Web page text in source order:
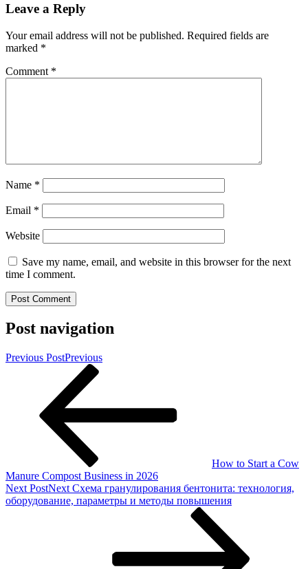
Leave a Reply
Your email address will not be published. Required fields are
marked *
Comment *
Name *
Email *
Website
Save my name, email, and website in this browser for the next
time I comment.
Post navigation
Previous PostPrevious
How to Start a Cow
Manure Compost Business in 2026
Next PostNext Схема гранулирования бентонита: технология,
оборудование, параметры и методы повышения